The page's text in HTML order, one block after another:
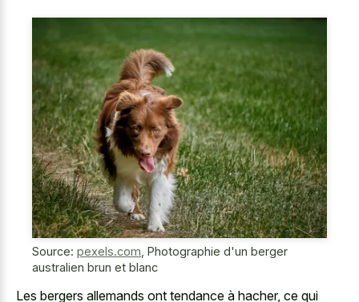
Source: pexels.com, Photographie d'un berger
australien brun et blanc
Les bergers allemands ont tendance à hacher, ce qui